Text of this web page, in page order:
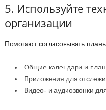
5. Используйте
организации
Помогают согласовывать
Общие календари и
Приложения для
Видео- и аудиозвонки